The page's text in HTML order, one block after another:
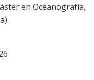
en Oceanografía,